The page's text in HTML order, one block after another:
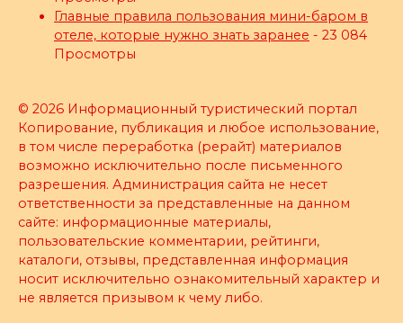
Главные правила пользования мини-баром в
отеле, которые нужно знать заранее - 23 084
Просмотры
© 2026 Информационный туристический портал
Копирование, публикация и любое использование,
в том числе переработка (рерайт) материалов
возможно исключительно после письменного
разрешения. Администрация сайта не несет
ответственности за представленные на данном
сайте: информационные материалы,
пользовательские комментарии, рейтинги,
каталоги, отзывы, представленная информация
носит исключительно ознакомительный характер и
не является призывом к чему либо.